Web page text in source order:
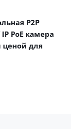
P2P
PoE камера
для